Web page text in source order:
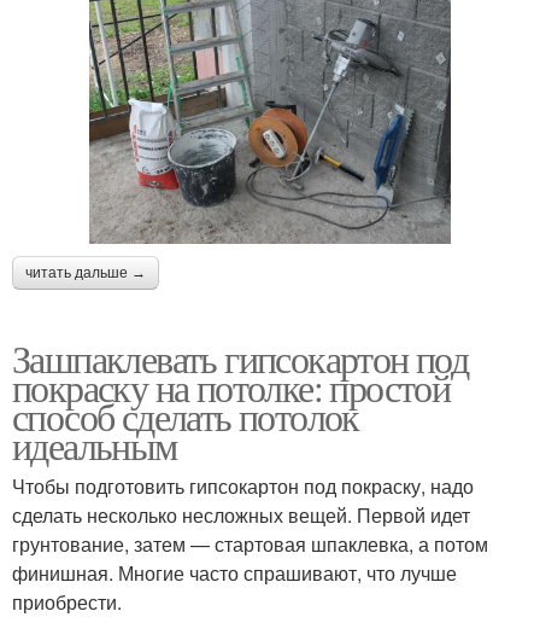
читать дальше →
Зашпаклевать гипсокартон под
покраску на потолке: простой
способ сделать потолок
идеальным
Чтобы подготовить гипсокартон под покраску, надо
сделать несколько несложных вещей. Первой идет
грунтование, затем — стартовая шпаклевка, а потом
финишная. Многие часто спрашивают, что лучше
приобрести.